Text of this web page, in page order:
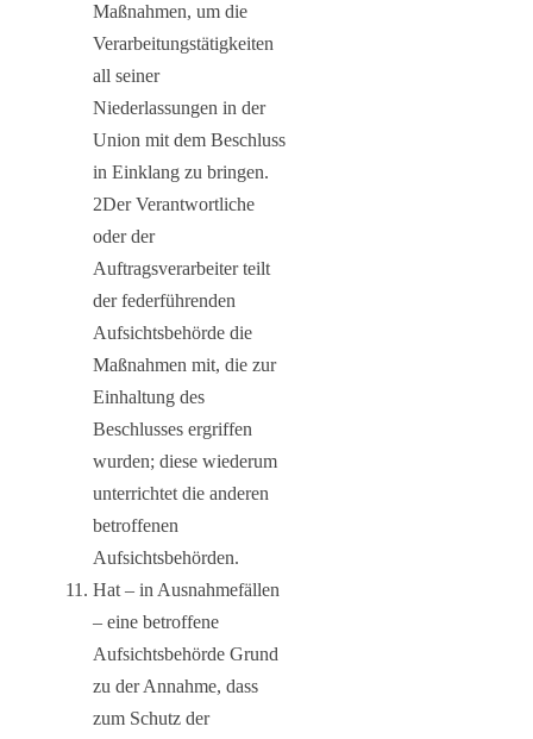
Maßnahmen, um die
Verarbeitungstätigkeiten
all seiner
Niederlassungen in der
Union mit dem Beschluss
in Einklang zu bringen.
2Der Verantwortliche
oder der
Auftragsverarbeiter teilt
der federführenden
Aufsichtsbehörde die
Maßnahmen mit, die zur
Einhaltung des
Beschlusses ergriffen
wurden; diese wiederum
unterrichtet die anderen
betroffenen
Aufsichtsbehörden.
Hat – in Ausnahmefällen
– eine betroffene
Aufsichtsbehörde Grund
zu der Annahme, dass
zum Schutz der